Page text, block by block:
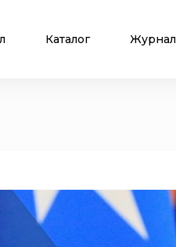
Каталог Журнал